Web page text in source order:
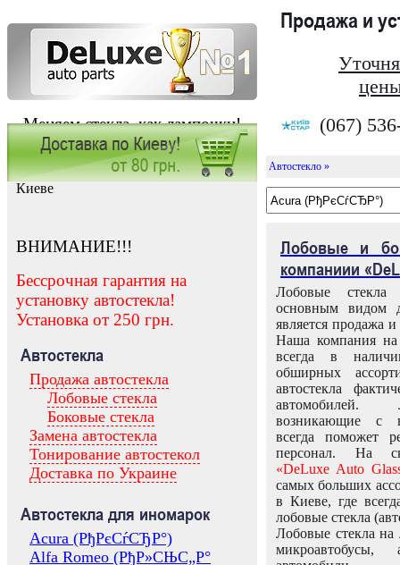
Меняем стекла, как лампочки!
Продажа и
(067)
Заказать установку автостекла в
Киеве
ВНИМАНИЕ!!!
Бессрочная гарантия на
установку автостекла!
Установка от 250 грн.
Автостекла
Продажа автостекла
Лобовые стекла
Боковые стекла
Замена автостекла
Тонирование автостекол
Доставка по Украине
Автостекла для иномарок
Acura (РђРєСѓСЂР°)
Alfa Romeo (РђР»СЊС„Р°
Автостекло »
Лобовые и
компаниии
Лобовые
основным видом
является продажа и
Наша компания на
всегда в
обширных
автостекла
возникающие с
всегда поможет
персонал. На
«DeLuxe Auto
самых больших
в Киеве, где
лобовые стекла
Лобовые стекла на
микроавтобусы,